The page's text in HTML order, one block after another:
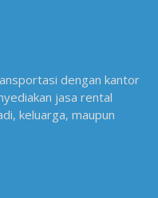
dengan kantor
jasa rental
keluarga, maupun